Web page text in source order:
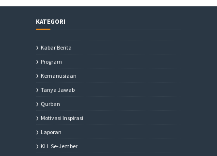
KATEGORI
Kabar Berita
Program
Kemanusiaan
Tanya Jawab
Qurban
Motivasi Inspirasi
Laporan
KLL Se-Jember